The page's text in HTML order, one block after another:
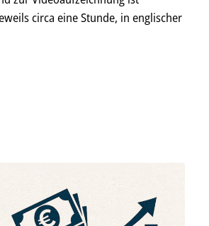
circa eine Stunde, in englischer